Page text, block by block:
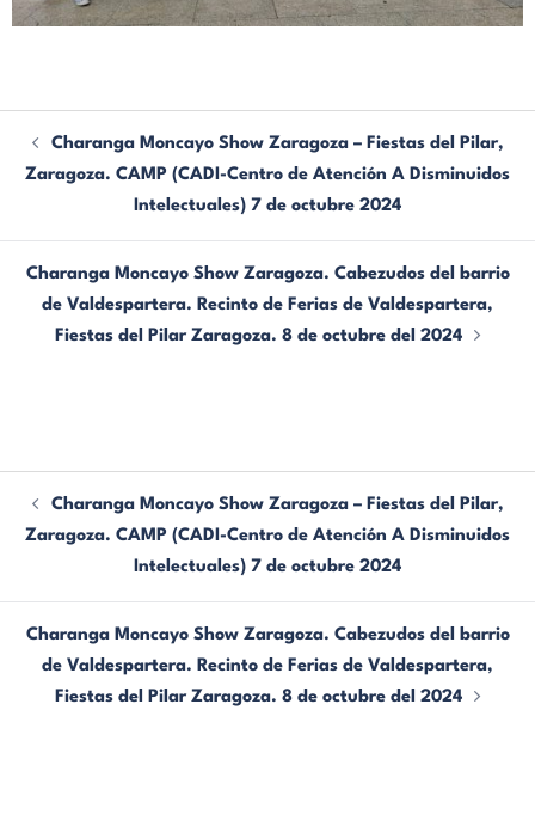
Charanga Moncayo Show Zaragoza – Fiestas del Pilar,
Zaragoza. CAMP (CADI-Centro de Atención A Disminuidos
Intelectuales) 7 de octubre 2024
Charanga Moncayo Show Zaragoza. Cabezudos del barrio
de Valdespartera. Recinto de Ferias de Valdespartera,
Fiestas del Pilar Zaragoza. 8 de octubre del 2024
Charanga Moncayo Show Zaragoza – Fiestas del Pilar,
Zaragoza. CAMP (CADI-Centro de Atención A Disminuidos
Intelectuales) 7 de octubre 2024
Charanga Moncayo Show Zaragoza. Cabezudos del barrio
de Valdespartera. Recinto de Ferias de Valdespartera,
Fiestas del Pilar Zaragoza. 8 de octubre del 2024